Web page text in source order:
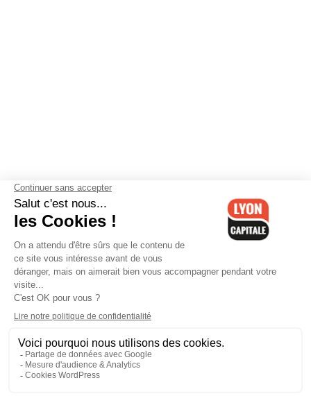
Contactez-nous-Mentions légales-CGV-Politique de
confidentialité-Gestion des cookies